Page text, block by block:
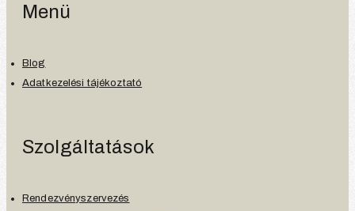
Menü
Blog
Adatkezelési tájékoztató
Szolgáltatások
Rendezvényszervezés